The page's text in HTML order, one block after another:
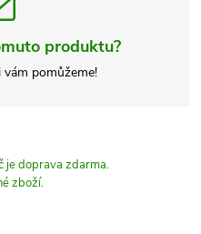
produktu?
vám pomůžeme!
je doprava zdarma.
zboží.